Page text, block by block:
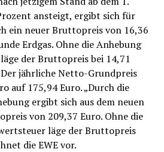
ansteigt, ergibt sich für
ein neuer Bruttopreis von 16,36
Erdgas. Ohne die Anhebung
der Bruttopreis bei 14,71
jährliche Netto-Grundpreis
auf 175,94 Euro. „Durch die
ergibt sich aus dem neuen
von 209,37 Euro. Ohne die
läge der Bruttopreis
die EWE vor.